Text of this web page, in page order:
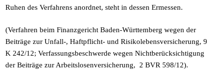
Ruhen des Verfahrens anordnet, steht in dessen Ermessen.
(Verfahren beim Finanzgericht Baden-Württemberg wegen der
Beiträge zur Unfall-, Haftpflicht- und Risikolebensversicherung, 9
K 242/12; Verfassungsbeschwerde wegen Nichtberücksichtigung
der Beiträge zur Arbeitslosenversicherung, 2 BVR 598/12).